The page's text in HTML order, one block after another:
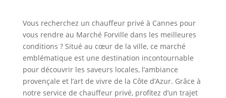
Vous recherchez un chauffeur privé à Cannes pour
vous rendre au Marché Forville dans les meilleures
conditions ? Situé au cœur de la ville, ce marché
emblématique est une destination incontournable
pour découvrir les saveurs locales, l’ambiance
provençale et l’art de vivre de la Côte d’Azur. Grâce à
notre service de chauffeur privé, profitez d’un trajet